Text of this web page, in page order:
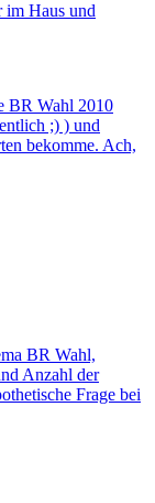
im Haus und
BR Wahl 2010
;) ) und
bekomme. Ach,
BR Wahl,
Anzahl der
Frage bei